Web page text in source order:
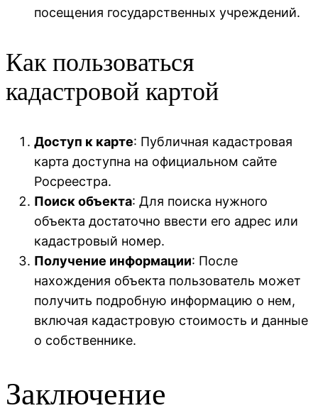
посещения государственных учреждений.
Как пользоваться
кадастровой картой
Доступ к карте: Публичная кадастровая
карта доступна на официальном сайте
Росреестра.
Поиск объекта: Для поиска нужного
объекта достаточно ввести его адрес или
кадастровый номер.
Получение информации: После
нахождения объекта пользователь может
получить подробную информацию о нем,
включая кадастровую стоимость и данные
о собственнике.
Заключение